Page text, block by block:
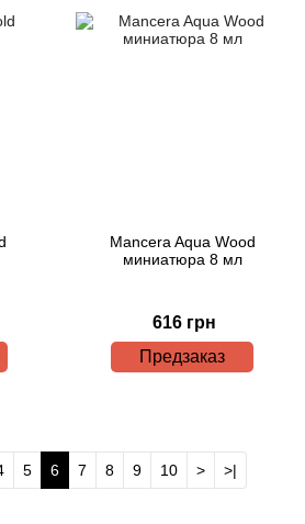
Mancera Aqua Wood
миниатюра 8 мл
616 грн
Предзаказ
5 6 7 8 9 10 > >|